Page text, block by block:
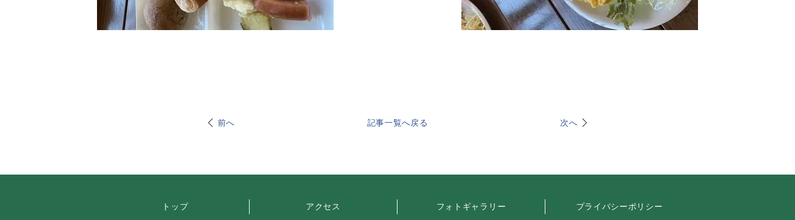
前へ 記事一覧へ戻る 次へ
トップ アクセス フォトギャラリー プライバシーポリシー